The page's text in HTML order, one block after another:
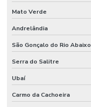
Mato Verde
Andrelândia
São Gonçalo do Rio Abaixo
Serra do Salitre
Ubaí
Carmo da Cachoeira